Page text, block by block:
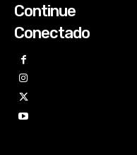
Continue
Conectado